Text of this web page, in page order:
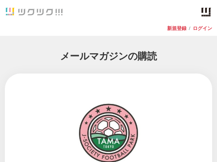
新規登録 / ログイン
メールマガジンの購読